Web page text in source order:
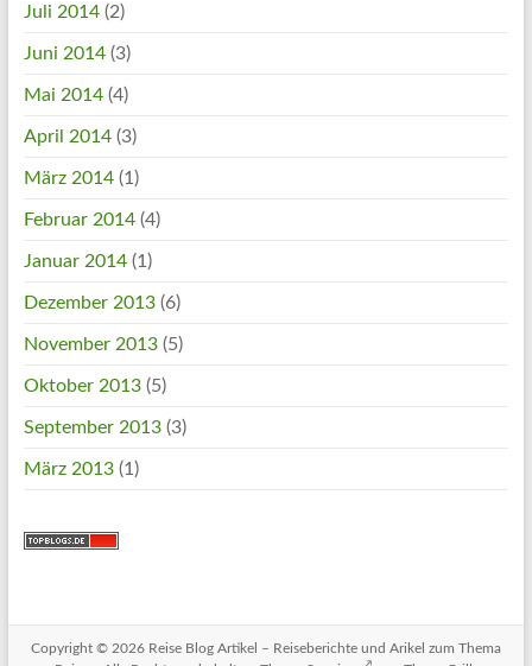
Juli 2014(2)
Juni 2014(3)
Mai 2014(4)
April 2014(3)
März 2014(1)
Februar 2014(4)
Januar 2014(1)
Dezember 2013(6)
November 2013(5)
Oktober 2013(5)
September 2013(3)
März 2013(1)
Copyright © 2026 Reise Blog Artikel – Reiseberichte und Arikel zum Thema